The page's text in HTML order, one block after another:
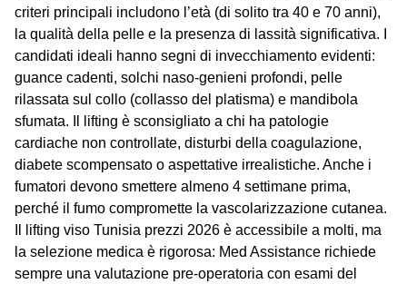
criteri principali includono l’età (di solito tra 40 e 70 anni),
la qualità della pelle e la presenza di lassità significativa. I
candidati ideali hanno segni di invecchiamento evidenti:
guance cadenti, solchi naso-genieni profondi, pelle
rilassata sul collo (collasso del platisma) e mandibola
sfumata. Il lifting è sconsigliato a chi ha patologie
cardiache non controllate, disturbi della coagulazione,
diabete scompensato o aspettative irrealistiche. Anche i
fumatori devono smettere almeno 4 settimane prima,
perché il fumo compromette la vascolarizzazione cutanea.
lifting viso Tunisia prezzi 2026 è accessibile a molti, ma
la selezione medica è rigorosa: Med Assistance richiede
sempre una valutazione pre-operatoria con esami del